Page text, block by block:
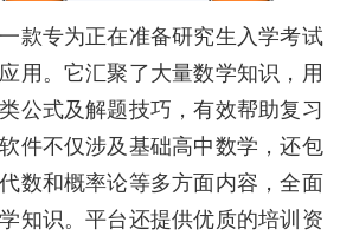
款专为正在准备研究生入学考试
用。它汇聚了大量数学知识，用
公式及解题技巧，有效帮助复习
件不仅涉及基础高中数学，还包
数和概率论等多方面内容，全面
知识。平台还提供优质的培训资